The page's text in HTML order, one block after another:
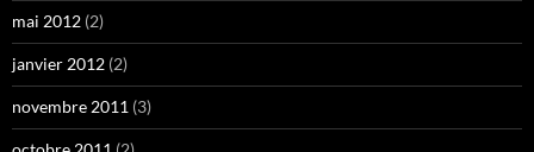
mai 2012 (2)
janvier 2012 (2)
novembre 2011 (3)